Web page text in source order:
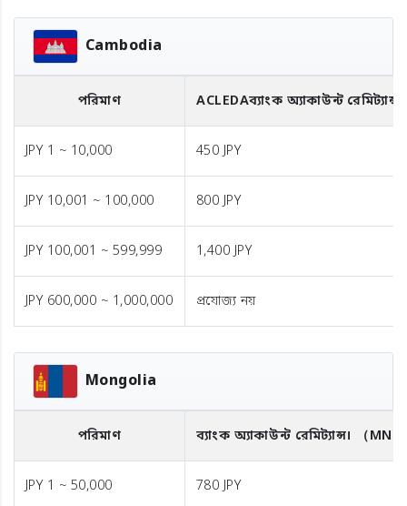
Cambodia
পরিমাণ ACLEDAব্যাংক অ্যাকাউন্ট
JPY 1 ~ 10,000 450 JPY
JPY 10,001 ~ 100,000 800 JPY
JPY 100,001 ~ 599,999 1,400 JPY
JPY 600,000 ~ 1,000,000 প্রযোজ্য নয়
Mongolia
পরিমাণ ব্যাংক অ্যাকাউন্ট রেমিট্যান্স। （MNT
JPY 1 ~ 50,000 780 JPY